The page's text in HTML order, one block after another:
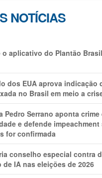
NOTÍCIAS
o aplicativo do Plantão
dos EUA aprova indicação
no Brasil em meio a
Pedro Serrano aponta crime
e defende
for confirmada
conselho especial contra
IA nas eleições de 2026